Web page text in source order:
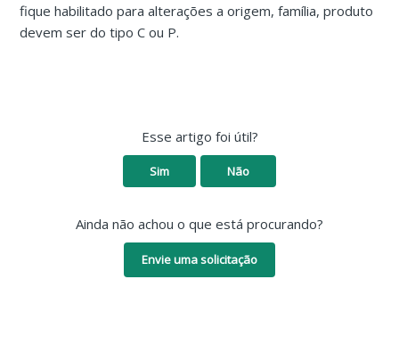
fique habilitado para alterações a origem, família, produto
devem ser do tipo C ou P.
Esse artigo foi útil?
Sim Não
Ainda não achou o que está procurando?
Envie uma solicitação